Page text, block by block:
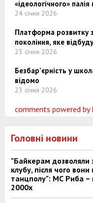
«ідеологічного»
24 січня 2026
Платформа розвитку
покоління, яке
23 січня 2026
Безбар’єрність у
відомо
23 січня 2026
comments powered by
Головні новини
"Байкерам
клубу, після чого
танцполу": МС Риба –
2000х